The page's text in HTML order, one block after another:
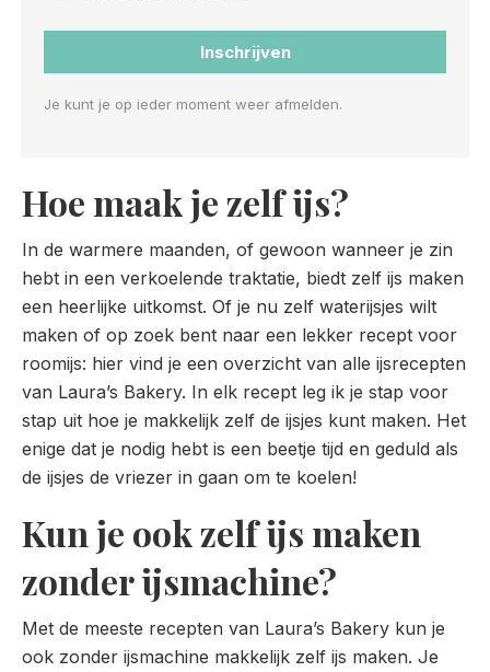
Inschrijven
Je kunt je op ieder moment weer afmelden.
Hoe maak je zelf ijs?
In de warmere maanden, of gewoon wanneer je zin
hebt in een verkoelende traktatie, biedt zelf ijs maken
een heerlijke uitkomst. Of je nu zelf waterijsjes wilt
maken of op zoek bent naar een lekker recept voor
roomijs: hier vind je een overzicht van alle ijsrecepten
van Laura’s Bakery. In elk recept leg ik je stap voor
stap uit hoe je makkelijk zelf de ijsjes kunt maken. Het
enige dat je nodig hebt is een beetje tijd en geduld als
de ijsjes de vriezer in gaan om te koelen!
Kun je ook zelf ijs maken
zonder ijsmachine?
Met de meeste recepten van Laura’s Bakery kun je
ook zonder ijsmachine makkelijk zelf ijs maken. Je